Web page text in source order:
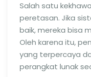
Salah satu
peretasan. Jika
baik, mereka bisa
Oleh karena itu,
yang terpercaya
perangkat lunak